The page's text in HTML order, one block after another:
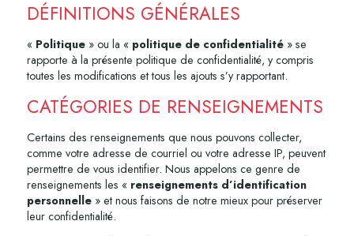
DÉFINITIONS GÉNÉRALES
« Politique» ou la « politique de confidentialité» se
rapporte à la présente politique de confidentialité, y compris
toutes les modifications et tous les ajouts s’y rapportant.
CATÉGORIES DE RENSEIGNEMENTS
Certains des renseignements que nous pouvons collecter,
comme votre adresse de courriel ou votre adresse IP, peuvent
permettre de vous identifier. Nous appelons ce genre de
renseignements les « renseignements d’identification
personnelle» et nous faisons de notre mieux pour préserver
leur confidentialité.